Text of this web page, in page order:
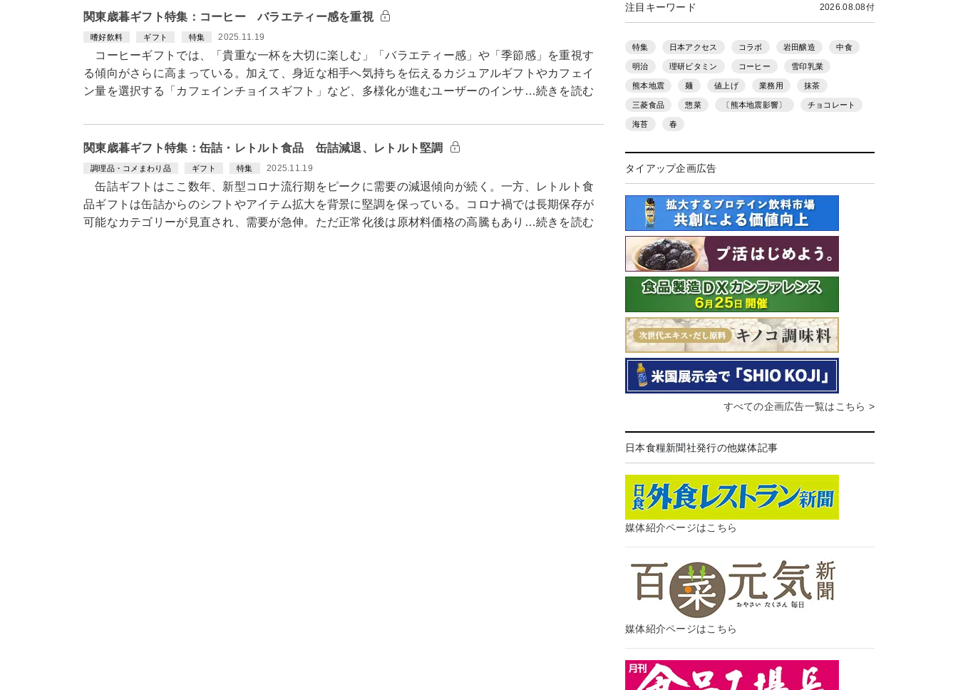
関東歳暮ギフト特集：コーヒー バラエティー感を重視
嗜好飲料 ギフト 特集 2025.11.19
コーヒーギフトでは、「貴重な一杯を大切に楽しむ」「バラエティー感」や「季節感」を重視す
る傾向がさらに高まっている。加えて、身近な相手へ気持ちを伝えるカジュアルギフトやカフェイ
ン量を選択する「カフェインチョイスギフト」など、多様化が進むユーザーのインサ…続きを読む
関東歳暮ギフト特集：缶詰・レトルト食品 缶詰減退、レトルト堅調
調理品・コメまわり品 ギフト 特集 2025.11.19
缶詰ギフトはここ数年、新型コロナ流行期をピークに需要の減退傾向が続く。一方、レトルト食
品ギフトは缶詰からのシフトやアイテム拡大を背景に堅調を保っている。コロナ禍では長期保存が
可能なカテゴリーが見直され、需要が急伸。ただ正常化後は原材料価格の高騰もあり…続きを読む
注目キーワード 2026.08.08付
特集 日本アクセス コラボ 岩田醸造 中食
明治 理研ビタミン コーヒー 雪印乳業
熊本地震 麺 値上げ 業務用 抹茶
三菱食品 惣菜 〔熊本地震影響〕 チョコレート
海苔 春
タイアップ企画広告
すべての企画広告一覧はこちら >
日本食糧新聞社発行の他媒体記事
媒体紹介ページはこちら
媒体紹介ページはこちら